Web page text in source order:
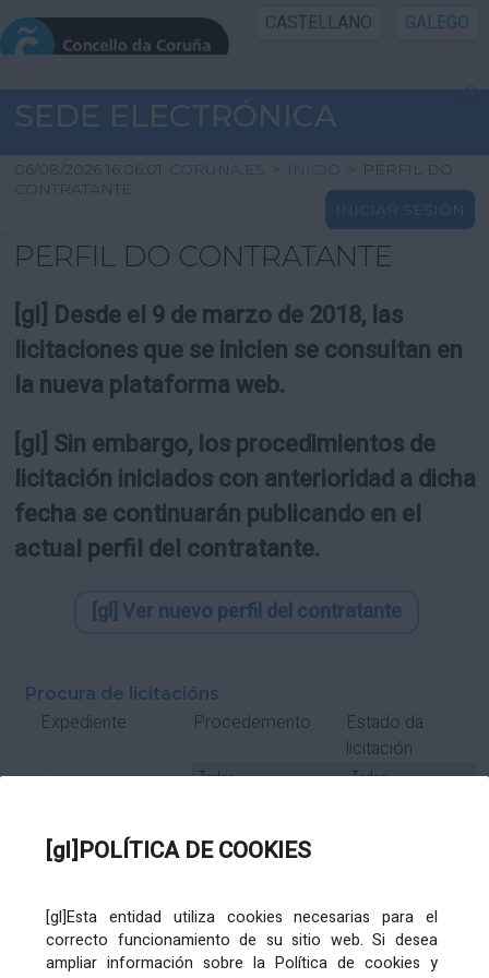
[gl]POLÍTICA DE COOKIES
[gl]Esta entidad utiliza cookies necesarias para el
correcto funcionamiento de su sitio web. Si desea
ampliar información sobre la Política de cookies y
CASTELLANO GALEGO
INICIO SEDE
INICIO
INFORMACIÓN PÚBLICA
UTILIDADES
SEDE ELECTRÓNICA
06/08/2026 16:06:01 CORUNA.ES > INICIO > PERFIL DO
CONTRATANTE
INICIAR SESIÓN
PERFIL DO CONTRATANTE
[gl] Desde el 9 de marzo de 2018, las
licitaciones que se inicien se consultan en
la nueva plataforma web.
[gl] Sin embargo, los procedimientos de
licitación iniciados con anterioridad a dicha
fecha se continuarán publicando en el
actual perfil del contratante.
[gl] Ver nuevo perfil del contratante
Procura de licitacións
Expediente Procedemento
Estado da
licitación
Subcontrato Tramitación
Órgano de contratación Título